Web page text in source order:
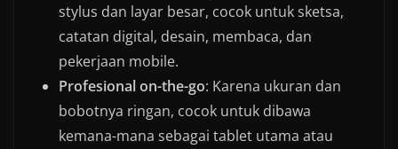
stylus dan layar besar, cocok untuk sketsa,
catatan digital, desain, membaca, dan
pekerjaan mobile.
Profesional on-the-go: Karena ukuran dan
bobotnya ringan, cocok untuk dibawa
kemana-mana sebagai tablet utama atau